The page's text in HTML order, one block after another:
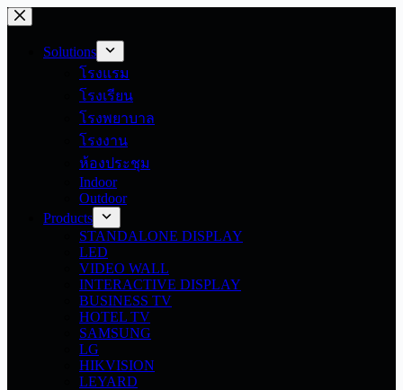
Skip
to
contentSolutions
โรงแรม
โรงเรียน
โรงพยาบาล
โรงงาน
ห้องประชุม
Indoor
Outdoor
Products
STANDALONE DISPLAY
LED
VIDEO WALL
INTERACTIVE DISPLAY
BUSINESS TV
HOTEL TV
SAMSUNG
LG
HIKVISION
LEYARD